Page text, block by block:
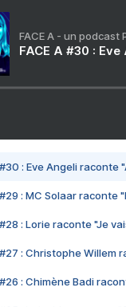
FACE A - un podcast
FACE A #30 :
#30 : Eve Angeli raconte
#29 : MC Solaar raconte
#28 : Lorie raconte "Je
#27 : Christophe Willem
#26 : Chimène Badi